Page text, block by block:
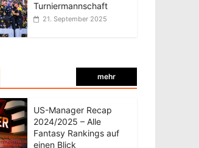
Turniermannschaft
21. September 2025
mehr
US-Manager Recap
2024/2025 – Alle
Fantasy Rankings auf
einen Blick